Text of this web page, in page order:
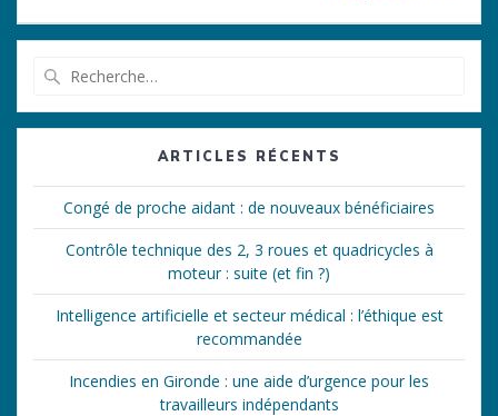
:
ARTICLES RÉCENTS
Congé de proche aidant : de nouveaux bénéficiaires
Contrôle technique des 2, 3 roues et quadricycles à
moteur : suite (et fin ?)
Intelligence artificielle et secteur médical : l’éthique est
recommandée
Incendies en Gironde : une aide d’urgence pour les
travailleurs indépendants